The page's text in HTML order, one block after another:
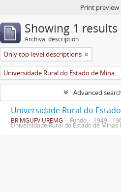
Print preview
Showing 1 results
Archival description
Only top-level descriptions
Universidade Rural do Estado de Minas Gerais (Uremg)
Advanced
Universidade Rural do
BR MGUFV UREMG Fundo 1949 -
Universidade Rural do Estado de Minas